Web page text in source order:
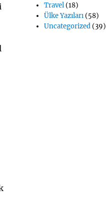
Travel(18)
Ülke Yazıları(58)
Uncategorized(39)